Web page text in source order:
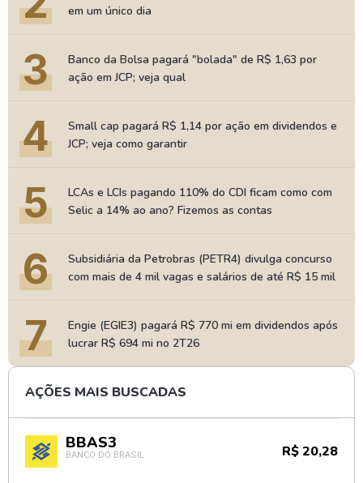
em um único dia
3
Banco da Bolsa pagará "bolada" de R$ 1,63 por
ação em JCP; veja qual
4
Small cap pagará R$ 1,14 por ação em dividendos e
JCP; veja como garantir
5
LCAs e LCIs pagando 110% do CDI ficam como com
Selic a 14% ao ano? Fizemos as contas
6
Subsidiária da Petrobras (PETR4) divulga concurso
com mais de 4 mil vagas e salários de até R$ 15 mil
7
Engie (EGIE3) pagará R$ 770 mi em dividendos após
lucrar R$ 694 mi no 2T26
AÇÕES MAIS BUSCADAS
BBAS3
BANCO DO BRASIL R$ 20,28